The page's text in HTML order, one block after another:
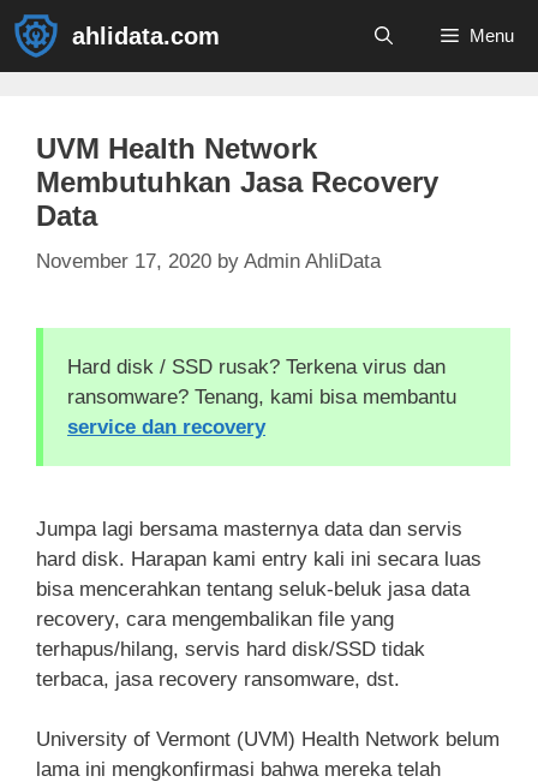
Skip
content
ahlidata.com Menu
UVM Health Network
Membutuhkan Jasa Recovery
Data
November 17, 2020 by Admin AhliData
Hard disk / SSD rusak? Terkena virus dan
ransomware? Tenang, kami bisa membantu
service dan recovery
Jumpa lagi bersama masternya data dan servis
hard disk. Harapan kami entry kali ini secara luas
bisa mencerahkan tentang seluk-beluk jasa data
recovery, cara mengembalikan file yang
terhapus/hilang, servis hard disk/SSD tidak
terbaca, jasa recovery ransomware, dst.
University of Vermont (UVM) Health Network belum
lama ini mengkonfirmasi bahwa mereka telah